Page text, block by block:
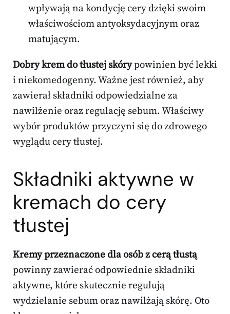
wpływają na kondycję cery dzięki swoim
właściwościom antyoksydacyjnym oraz
matującym.
Dobry krem do tłustej skórypowinien być lekki
i niekomedogenny. Ważne jest również, aby
zawierał składniki odpowiedzialne za
nawilżenie oraz regulację sebum. Właściwy
wybór produktów przyczyni się do zdrowego
wyglądu cery tłustej.
Składniki aktywne w
kremach do cery
tłustej
Kremy przeznaczone dla osób z cerą tłustą
powinny zawierać odpowiednie składniki
aktywne, które skutecznie regulują
wydzielanie sebum oraz nawilżają skórę. Oto